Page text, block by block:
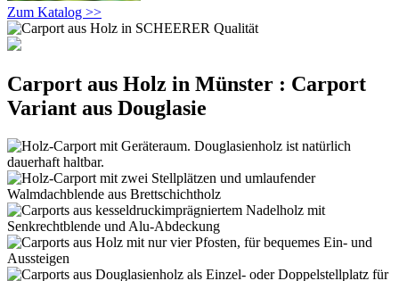
Zum Katalog >>
Carport aus Holz in Münster : Carport
Variant aus Douglasie